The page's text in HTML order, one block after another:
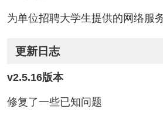
为单位招聘大学生提供的网络服
更新日志
v2.5.16版本
修复了一些已知问题